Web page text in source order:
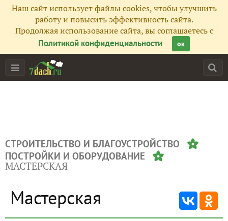
Наш сайт использует файлы cookies, чтобы улучшить
работу и повысить эффективность сайта.
Продолжая использование сайта, вы соглашаетесь с
Политикой конфиденциальности
ок
СТРОИТЕЛЬСТВО И БЛАГОУСТРОЙСТВО
ПОСТРОЙКИ И ОБОРУДОВАНИЕ
МАСТЕРСКАЯ
Мастерская